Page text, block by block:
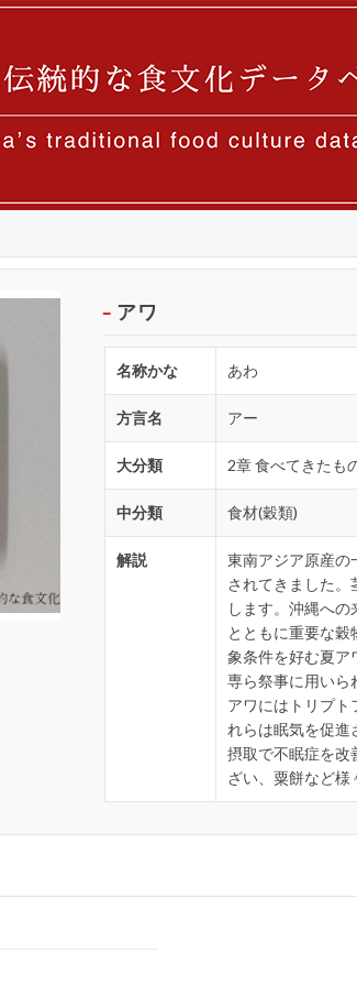
アワ
名称かな あわ
方言名 アー
大分類 2章 食べてきたも
中分類 食材(穀類)
解説
東南アジア原産の
されてきました
します。沖縄へ
とともに重要な
象条件を好む夏ア
専ら祭事に用いら
アワにはトリプト
れらは眠気を促進
摂取で不眠症を改
ざい、粟餅など様